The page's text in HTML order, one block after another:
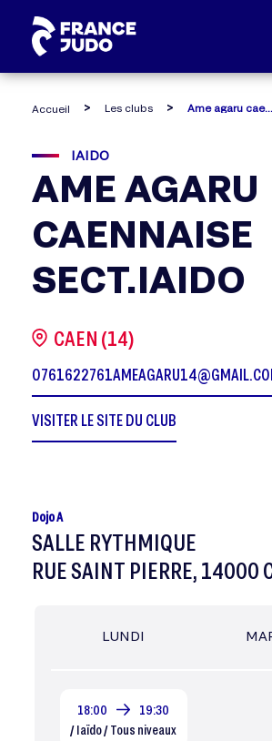
Accueil Les clubs Ame agaru caennaise sect.iaido
IAIDO
AME AGARU
CAENNAISE
SECT.IAIDO
CAEN (14)
0761622761
VISITER LE SITE DU CLUB
Dojo A
SALLE RYTHMIQUE
RUE SAINT PIERRE, 14000
LUNDI
18:00
19:30
/ Iaïdo / Tous niveaux